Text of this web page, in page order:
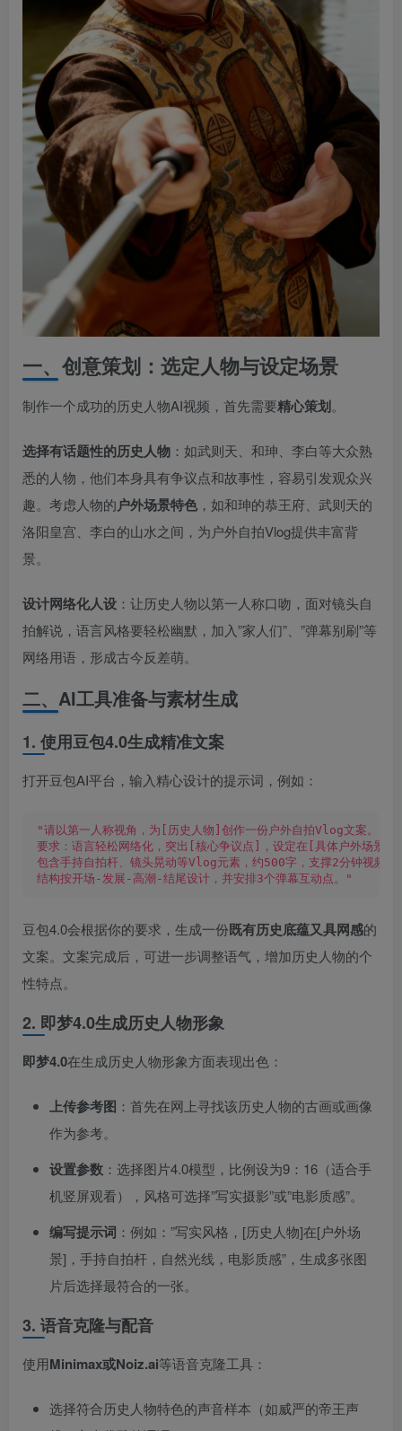
一、创意策划：选定人物与设定场景
制作一个成功的历史人物AI视频，首先需要精心策划。
选择有话题性的历史人物 ​：如武则天、和珅、李白等大众熟
悉的人物，他们本身具有争议点和故事性，容易引发观众兴
趣。考虑人物的户外场景特色，如和珅的恭王府、武则天的
洛阳皇宫、李白的山水之间，为户外自拍Vlog提供丰富背
景。
设计网络化人设 ​：让历史人物以第一人称口吻，面对镜头自
拍解说，语言风格要轻松幽默，加入”家人们”、”弹幕别刷”等
网络用语，形成古今反差萌。
二、AI工具准备与素材生成
1. 使用豆包4.0生成精准文案
打开豆包AI平台，输入精心设计的提示词，例如：
"请以第一人称视角，为[历史人物]创作一份户外自拍Vlog文案。
要求：语言轻松网络化，突出[核心争议点]，设定在[具体户外场景]
包含手持自拍杆、镜头晃动等Vlog元素，约500字，支撑2分钟视频。
结构按开场-发展-高潮-结尾设计，并安排3个弹幕互动点。"
豆包4.0会根据你的要求，生成一份既有历史底蕴又具网感的
文案。文案完成后，可进一步调整语气，增加历史人物的个
性特点。
2. 即梦4.0生成历史人物形象
即梦4.0在生成历史人物形象方面表现出色：
上传参考图 ​：首先在网上寻找该历史人物的古画或画像
作为参考。
设置参数 ​：选择图片4.0模型，比例设为9：16（适合手
机竖屏观看），风格可选择”写实摄影”或”电影质感”。
编写提示词 ​：例如：”写实风格，[历史人物]在[户外场
景]，手持自拍杆，自然光线，电影质感”，生成多张图
片后选择最符合的一张。
3. 语音克隆与配音
使用Minimax或Noiz.ai等语音克隆工具：
选择符合历史人物特色的声音样本（如威严的帝王声